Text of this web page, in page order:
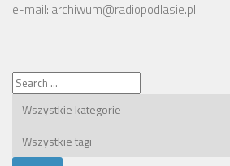
e-mail: archiwum@radiopodlasie.pl